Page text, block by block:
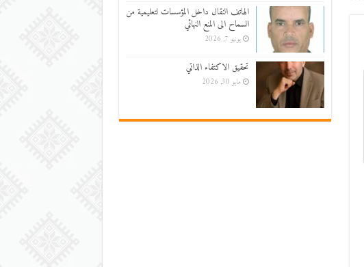
الهاتف النقال داخل المؤسسات لتعليمية من
السماح الى المنع النهائي
يونيو 7, 2026
تحقيق الاكتفاء الذاتي
مايو 30, 2026